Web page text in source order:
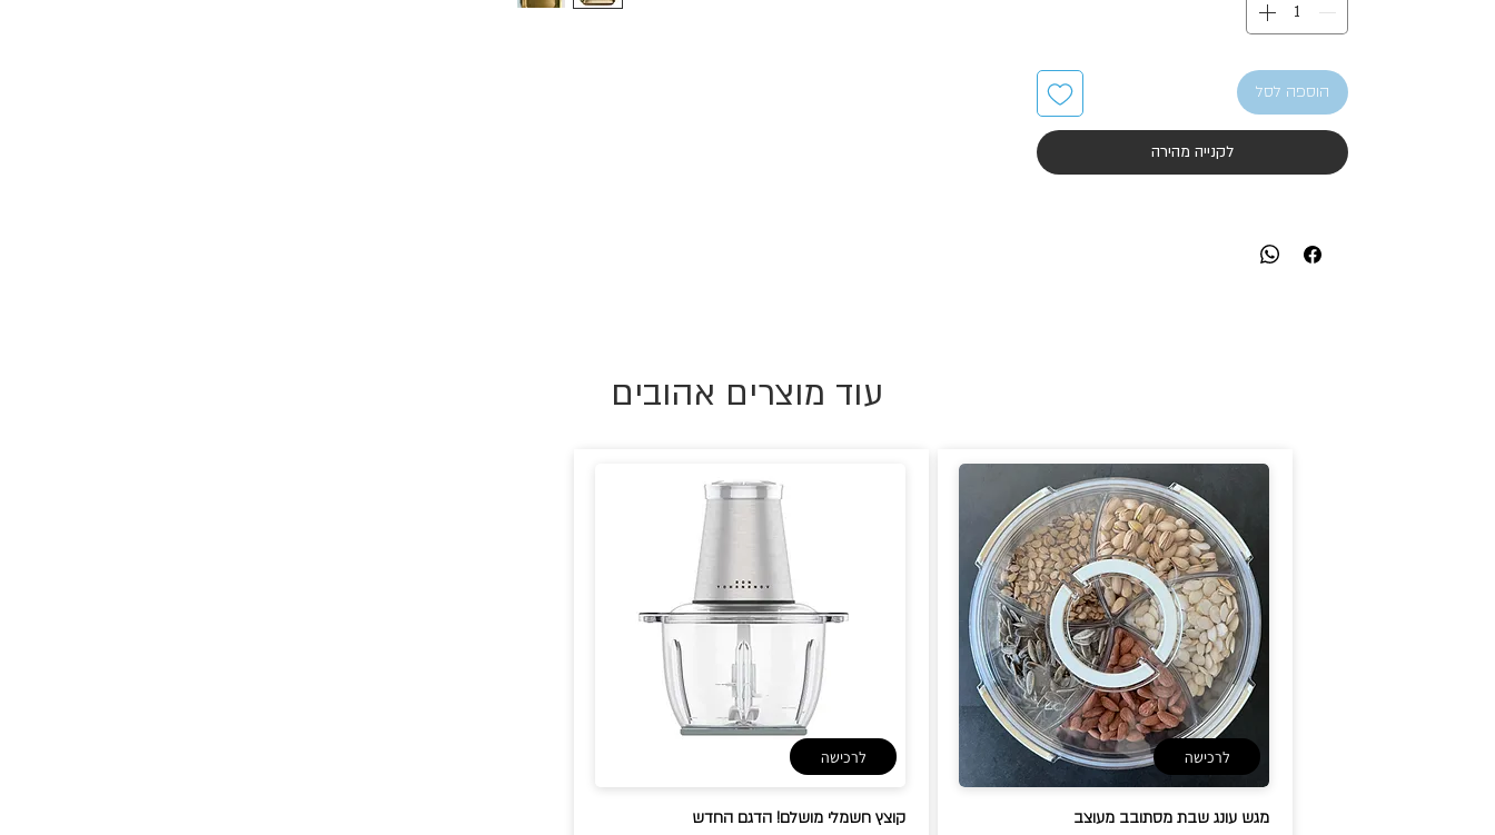
הוספה לסל
לקנייה מהירה
עוד מוצרים אהובים
לרכישה
מגש עונג שבת מסתובב מעוצב
לרכישה
קוצץ חשמלי מושלם! הדגם החדש